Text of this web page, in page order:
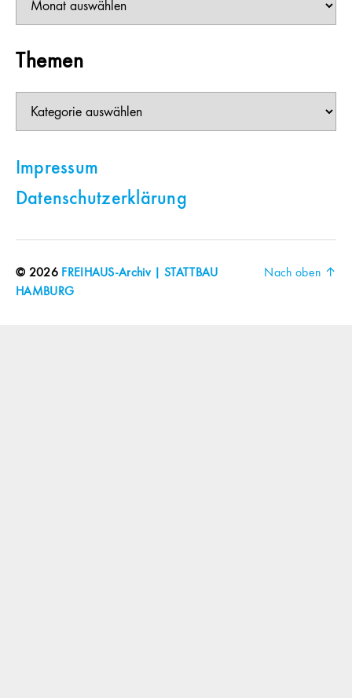
Themen
Impressum
Datenschutzerklärung
© 2026 FREIHAUS-Archiv | STATTBAU
HAMBURG
Nach oben ↑